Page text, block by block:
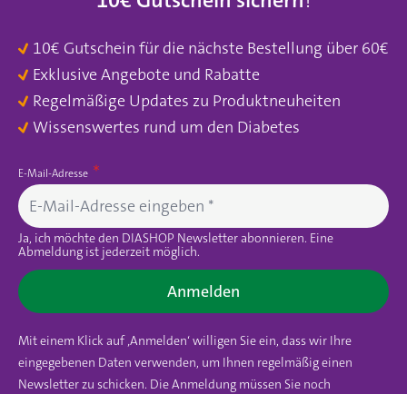
10€ Gutschein für die nächste Bestellung über 60€
Exklusive Angebote und Rabatte
Regelmäßige Updates zu Produktneuheiten
Wissenswertes rund um den Diabetes
E-Mail-Adresse
Ja, ich möchte den DIASHOP Newsletter abonnieren. Eine
Abmeldung ist jederzeit möglich.
Anmelden
Mit einem Klick auf ‚Anmelden‘ willigen Sie ein, dass wir Ihre
eingegebenen Daten verwenden, um Ihnen regelmäßig einen
Newsletter zu schicken. Die Anmeldung müssen Sie noch